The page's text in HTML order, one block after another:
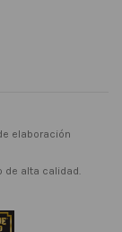
elaboración
de alta calidad.